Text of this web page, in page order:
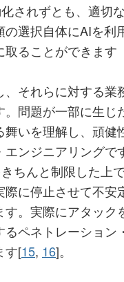
されずとも、適切
選択自体にAIを利
ることができます
それらに対する業
問題が一部に生じ
いを理解し、頑健
ンジニアリングで
ちんと制限した上
に停止させて不安
。実際にアタック
ペネトレーション
す[15, 16]。